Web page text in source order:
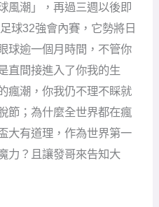
風潮」，再過三週以後即
球32強會內賽，它勢將日
球逾一個月時間，不管你
直間接進入了你我的生
瘋潮，你我仍不理不睬就
節；為什麼全世界都在瘋
大有道理，作為世界第一
力？且讓發哥來告知大